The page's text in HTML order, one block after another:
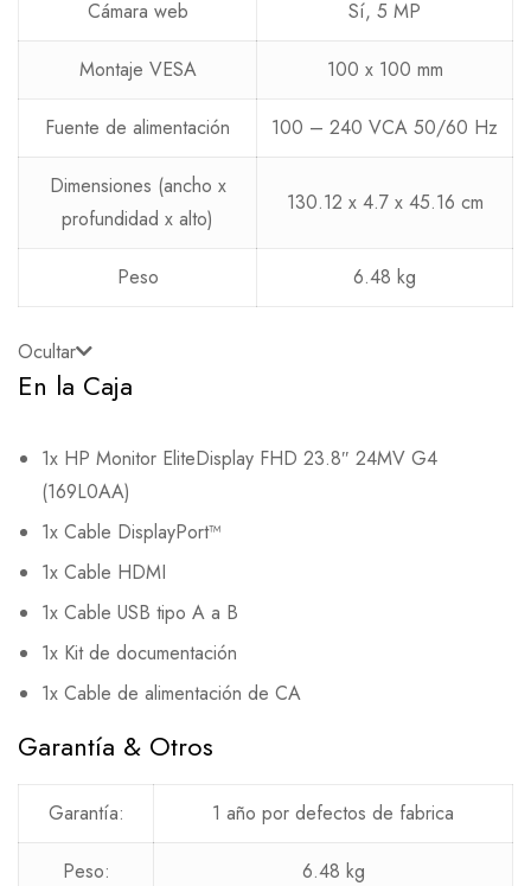
Cámara web Sí, 5 MP
Montaje VESA 100 x 100 mm
Fuente de alimentación 100 – 240 VCA 50/60 Hz
Dimensiones (ancho x
profundidad x alto)
130.12 x 4.7 x 45.16 cm
Peso 6.48 kg
Ocultar
En la Caja
1x HP Monitor EliteDisplay FHD 23.8″ 24MV G4
(169L0AA)
1x Cable DisplayPort™
1x Cable HDMI
1x Cable USB tipo A a B
1x Kit de documentación
1x Cable de alimentación de CA
Garantía & Otros
Garantía: 1 año por defectos de fabrica
Peso: 6.48 kg